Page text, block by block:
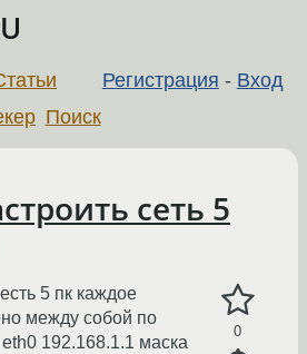
Регистрация - Вход
Поиск
сеть 5
0
5 пк каждое
между собой по
192.168.1.1 маска